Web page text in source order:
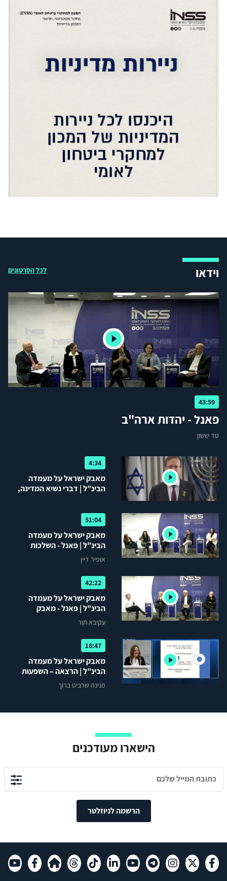
וידאו לכל הסרטונים
43:59
פאנל - יהדות ארה"ב
טד ששון
4:34
מאבק ישראל על מעמדה
הבינ"ל | דברי נשיא המדינה,
51:04
מאבק ישראל על מעמדה
הבינ"ל | פאנל - השלכות
מעשיות על ישראל
אופיר דיין
42:22
מאבק ישראל על מעמדה
הבינ"ל | פאנל - מאבק
הנרטיבים על הלגיטימציה של
ישראל
עקיבא תור
18:47
מאבק ישראל על מעמדה
הבינ"ל | הרצאה – השפעות
ההתנהלות הישראלית
פנינה שרביט ברוך
הישארו מעודכנים
הרשמה לניוזלטר